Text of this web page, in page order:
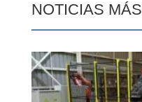
NOTICIAS